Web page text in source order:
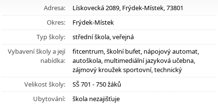
Adresa:
Lískovecká 2089, Frýdek-Místek, 73801
Okres:
Frýdek-Místek
Typ školy:
střední škola, veřejná
Vybavení školy a její
nabídka:
fitcentrum, školní bufet, nápojový automat,
autoškola, multimediální jazyková učebna,
zájmový kroužek sportovní, technický
Velikost školy:
SŠ 701 - 750 žáků
Ubytování:
škola nezajišťuje